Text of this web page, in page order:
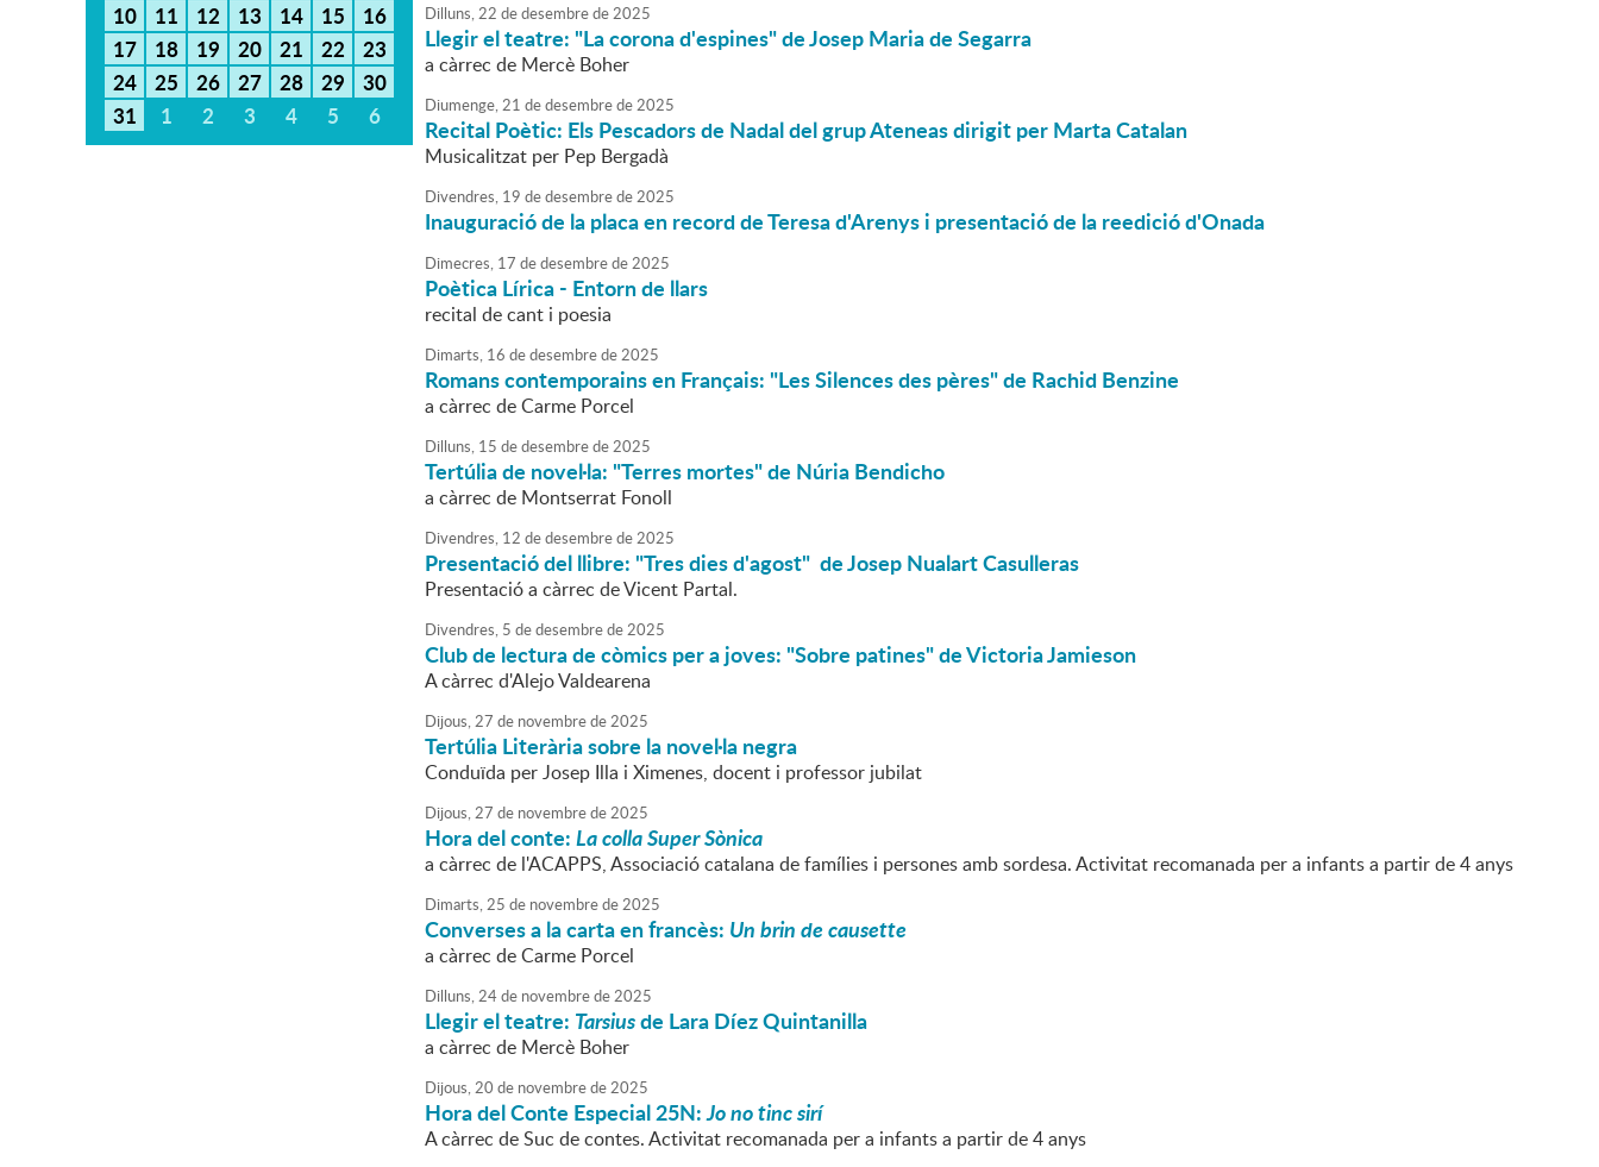
10
11 12 13 14 15
16
17
18 19 20 21 22
23
24
25 26 27 28 29
30
31
1 2 3 4 5 6
Dilluns,22 dedesembrede2025
Llegir el teatre: "La corona d'espines" de Josep Maria de Segarra
a càrrec de Mercè Boher
Diumenge,21 dedesembrede2025
Recital Poètic: Els Pescadors de Nadal del grup Ateneas dirigit per Marta Catalan
Musicalitzat per Pep Bergadà
Divendres, 19 dedesembrede2025
Inauguració de la placa en record de Teresa d'Arenys i presentació de la reedició d'Onada
Dimecres, 17 dedesembrede2025
Poètica Lírica - Entorn de llars
recital de cant i poesia
Dimarts, 16 dedesembrede2025
Romans contemporains en Français: "Les Silences des pères" de Rachid Benzine
a càrrec de Carme Porcel
Dilluns, 15 dedesembrede2025
Tertúlia de novel·la: "Terres mortes" de Núria Bendicho
a càrrec de Montserrat Fonoll
Divendres, 12 dedesembrede2025
Presentació del llibre: "Tres dies d'agost" de Josep Nualart Casulleras
Presentació a càrrec de Vicent Partal.
Divendres, 5 dedesembrede2025
Club de lectura de còmics per a joves: "Sobre patines" de Victoria Jamieson
A càrrec d'Alejo Valdearena
Dijous,27 de novembrede2025
Tertúlia Literària sobre la novel·la negra
Conduïda per Josep Illa i Ximenes, docent i professor jubilat
Dijous,27 de novembrede2025
Hora del conte:La colla Super Sònica
a càrrec de l'ACAPPS, Associació catalana de famílies i persones amb sordesa. Activitat recomanada per a infants a partir de 4 anys
Dimarts,25 de novembrede2025
Converses a la carta en francès: Un brin de causette
a càrrec de Carme Porcel
Dilluns,24de novembrede2025
Llegir el teatre: Tarsiusde Lara Díez Quintanilla
a càrrec de Mercè Boher
Dijous,20 de novembrede2025
Hora del Conte Especial 25N:Jo no tinc sirí
A càrrec de Suc de contes. Activitat recomanada per a infants a partir de 4 anys